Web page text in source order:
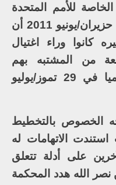
للأمم المتحدة
بلبنان في تقريرها المؤرخ في حزيران/يونيو 2011 أن
كانوا وراء اغتيال
من المشتبه بهم
المتهمين قد أعلن عنها رسميا في 29 تموز/يوليو
الخصوص بالتخطيط
الاتهامات له
على أدلة تتعلق
الله هدد المحكمة